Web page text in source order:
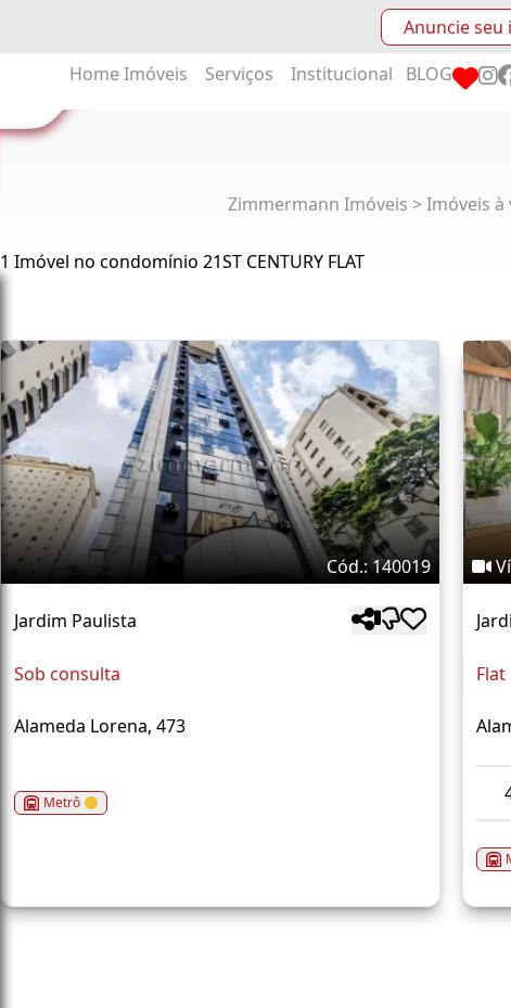
Anuncie seu
Home Imóveis Serviços Institucional BLOG
Zimmermann Imóveis > Imóveis à
1 Imóvel no condomínio 21ST CENTURY FLAT
Cód.: 140019
Jardim Paulista
Sob consulta
Alameda Lorena, 473
Metrô
Flat